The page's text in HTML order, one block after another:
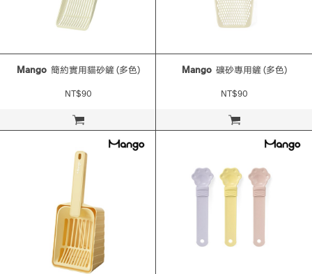
立即購買
Mango 簡約實用貓砂鏟 (多色)
NT$90
立即購買
Mango 礦砂專用鏟 (多色)
NT$90